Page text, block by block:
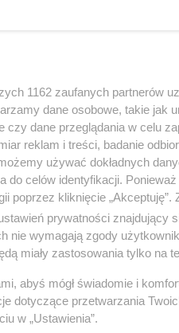
Sprzedam Opel
Numer: 1122265, data:
Tczew, tel. 502523637,
1162 zaufanych partnerów
dane osobowe, takie jak
czy dane przeglądania w celu
reklam i treści, badanie
używać dokładnych
do celów identyfikacji.
poprzez kliknięcie
prywatności znajdujący
nie wymagają zgody
miały zastosowania tylko na
abyś mógł świadomie i
dotyczące przetwarzania
w „Ustawienia”.